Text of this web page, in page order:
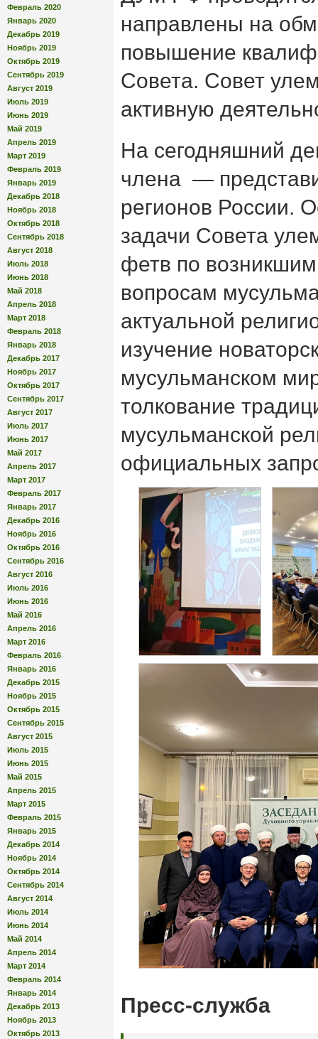
Февраль 2020
Январь 2020
Декабрь 2019
Ноябрь 2019
Октябрь 2019
Сентябрь 2019
Август 2019
Июль 2019
Июнь 2019
Май 2019
Апрель 2019
Март 2019
Февраль 2019
Январь 2019
Декабрь 2018
Ноябрь 2018
Октябрь 2018
Сентябрь 2018
Август 2018
Июль 2018
Июнь 2018
Май 2018
Апрель 2018
Март 2018
Февраль 2018
Январь 2018
Декабрь 2017
Ноябрь 2017
Октябрь 2017
Сентябрь 2017
Август 2017
Июль 2017
Июнь 2017
Май 2017
Апрель 2017
Март 2017
Февраль 2017
Январь 2017
Декабрь 2016
Ноябрь 2016
Октябрь 2016
Сентябрь 2016
Август 2016
Июль 2016
Июнь 2016
Май 2016
Апрель 2016
Март 2016
Февраль 2016
Январь 2016
Декабрь 2015
Ноябрь 2015
Октябрь 2015
Сентябрь 2015
Август 2015
Июль 2015
Июнь 2015
Май 2015
Апрель 2015
Март 2015
Февраль 2015
Январь 2015
Декабрь 2014
Ноябрь 2014
Октябрь 2014
Сентябрь 2014
Август 2014
Июль 2014
Июнь 2014
Май 2014
Апрель 2014
Март 2014
Февраль 2014
Январь 2014
Декабрь 2013
Ноябрь 2013
Октябрь 2013
направлены на
повышение
Совета. Совет
активную
На сегодняшний
члена —
регионов России.
задачи Совета
фетв по
вопросам
актуальной
изучение
мусульманском
толкование
мусульманской
официальных
Пресс-служба